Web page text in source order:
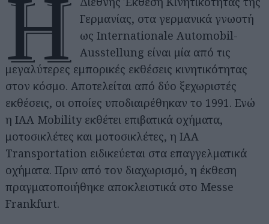
H
Γερμανίας, στα γερμανικά γνωστή
ως Internationale Automobil-
Ausstellung είναι μία από τις
μεγαλύτερες εμπορικές εκθέσεις κινητικότητας
στον κόσμο. Αποτελείται από δύο ξεχωριστές
εκθέσεις, οι οποίες υποδιαιρέθηκαν το 1991. Ενώ
η IAA Mobility εκθέτει επιβατικά οχήματα,
μοτοσικλέτες και μοτοσικλέτες, η IAA
Transportation ειδικεύεται στα επαγγελματικά
οχήματα. Πριν από τον διαχωρισμό, η έκθεση
πραγματοποιήθηκε αποκλειστικά στο Messe
Frankfurt.